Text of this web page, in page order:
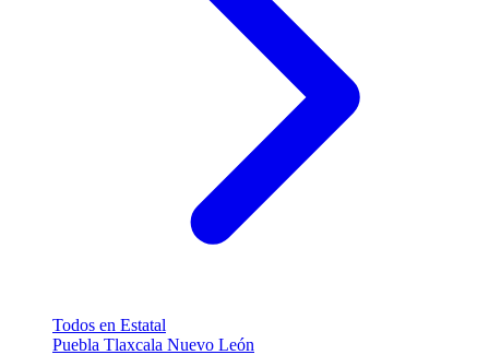
Todos en Estatal
Puebla Tlaxcala Nuevo León